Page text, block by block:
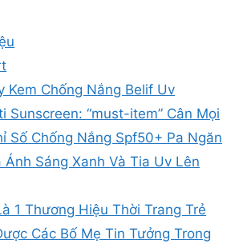
Kem Chống Nắng Belif Uv
Sunscreen: “must-item” Cân Mọi
Số Chống Nắng Spf50+ Pa Ngăn
Ánh Sáng Xanh Và Tia Uv Lên
1 Thương Hiệu Thời Trang Trẻ
Các Bố Mẹ Tin Tưởng Trong